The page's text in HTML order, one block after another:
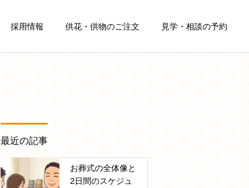
採用情報 供花・供物のご注文 見学・相談の予約
終活の始め方とエンディン
最近の記事
お葬式の全体像と
2日間のスケジュ